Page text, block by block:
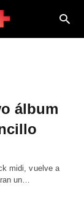
álbum
midi, vuelve a
un…